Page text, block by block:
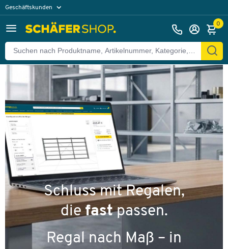
Geschäftskunden
0
Schluss mit Regalen,
diefastpassen.
Regal nach Maß – in